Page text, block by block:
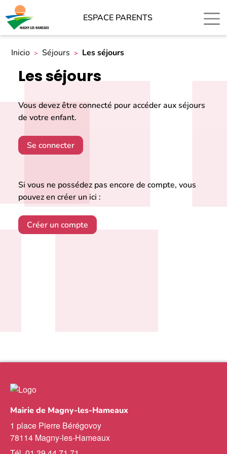
ESPACE PARENTS
Inicio Séjours Les séjours
Les séjours
Vous devez être connecté pour accéder aux séjours
de votre enfant.
Se connecter
Si vous ne possédez pas encore de compte, vous
pouvez en créer un ici :
Créer un compte
Mairie de Magny-les-Hameaux
1 place Pierre Bérégovoy
78114 Magny-les-Hameaux